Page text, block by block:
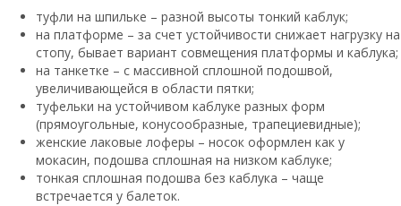
туфли на шпильке – разной высоты тонкий каблук;
на платформе – за счет устойчивости снижает нагрузку на
стопу, бывает вариант совмещения платформы и каблука;
на танкетке – с массивной сплошной подошвой,
увеличивающейся в области пятки;
туфельки на устойчивом каблуке разных форм
(прямоугольные, конусообразные, трапециевидные);
женские лаковые лоферы – носок оформлен как у
мокасин, подошва сплошная на низком каблуке;
тонкая сплошная подошва без каблука – чаще
встречается у балеток.